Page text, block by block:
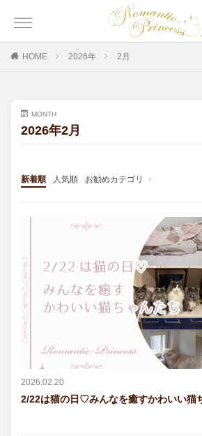
HOME 2026年 2月
MONTH
2026年2月
新着順 人気順 お勧めカテゴリ
その他
2026.02.20
2/22は猫の日♡みんなを癒すかわいい猫